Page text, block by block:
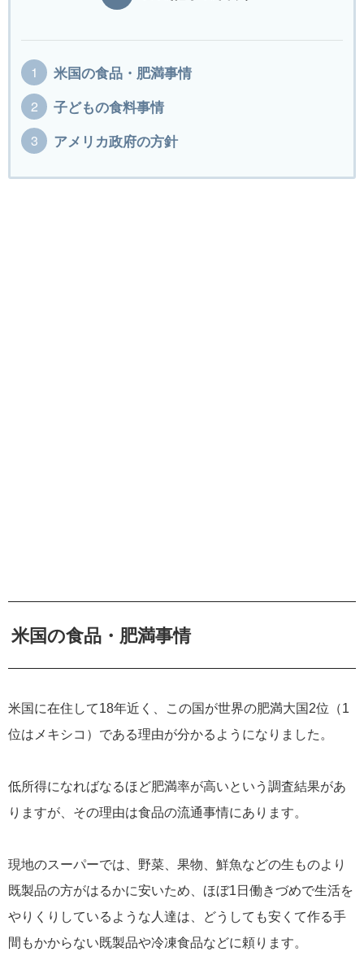
米国の食品・肥満事情
子どもの食料事情
アメリカ政府の方針
米国の食品・肥満事情
米国に在住して18年近く、この国が世界の肥満大国2位（1
位はメキシコ）である理由が分かるようになりました。
低所得になればなるほど肥満率が高いという調査結果があ
りますが、その理由は食品の流通事情にあります。
現地のスーパーでは、野菜、果物、鮮魚などの生ものより
既製品の方がはるかに安いため、ほぼ1日働きづめで生活を
やりくりしているような人達は、どうしても安くて作る手
間もかからない既製品や冷凍食品などに頼ります。